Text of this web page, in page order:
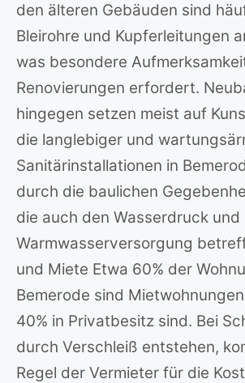
den älteren Gebäuden sind
Bleirohre und Kupferleitungen
was besondere
Renovierungen erfordert.
hingegen setzen meist auf
die langlebiger und
Sanitärinstallationen in
durch die baulichen
die auch den Wasserdruck und
Warmwasserversorgung
und Miete Etwa 60% der
Bemerode sind
40% in Privatbesitz sind. Bei
durch Verschleiß entstehen,
Regel der Vermieter für die